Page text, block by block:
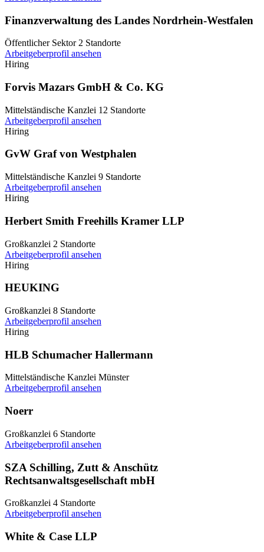
Finanzverwaltung des Landes Nordrhein-Westfalen
Öffentlicher Sektor 2 Standorte
Arbeitgeberprofil ansehen
Hiring
Forvis Mazars GmbH & Co. KG
Mittelständische Kanzlei 12 Standorte
Arbeitgeberprofil ansehen
Hiring
GvW Graf von Westphalen
Mittelständische Kanzlei 9 Standorte
Arbeitgeberprofil ansehen
Hiring
Herbert Smith Freehills Kramer LLP
Großkanzlei 2 Standorte
Arbeitgeberprofil ansehen
Hiring
HEUKING
Großkanzlei 8 Standorte
Arbeitgeberprofil ansehen
Hiring
HLB Schumacher Hallermann
Mittelständische Kanzlei Münster
Arbeitgeberprofil ansehen
Noerr
Großkanzlei 6 Standorte
Arbeitgeberprofil ansehen
SZA Schilling, Zutt & Anschütz
Rechtsanwaltsgesellschaft mbH
Großkanzlei 4 Standorte
Arbeitgeberprofil ansehen
White & Case LLP